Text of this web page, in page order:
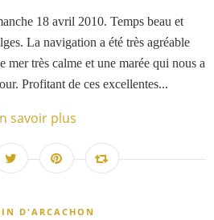
18 avril 2010. Temps beau et
La navigation a été très agréable
mer très calme et une marée qui nous a
Profitant de ces excellentes...
savoir plus
D'ARCACHON